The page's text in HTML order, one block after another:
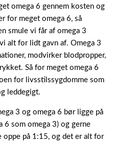
omega 6 gennem kosten og
for meget omega 6, så
smule vi får af omega 3
alt for lidt gavn af. Omega 3
modvirker blodpropper,
Så for meget omega 6
for livsstilssygdomme som
leddegigt.
3 og omega 6 bør ligge på
6 som omega 3) og gerne
oppe på 1:15, og det er alt for